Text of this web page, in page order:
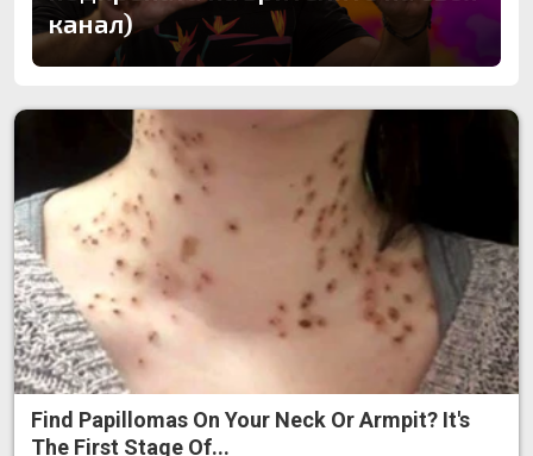
канал)
Find Papillomas On Your Neck Or Armpit? It's
The First Stage Of...